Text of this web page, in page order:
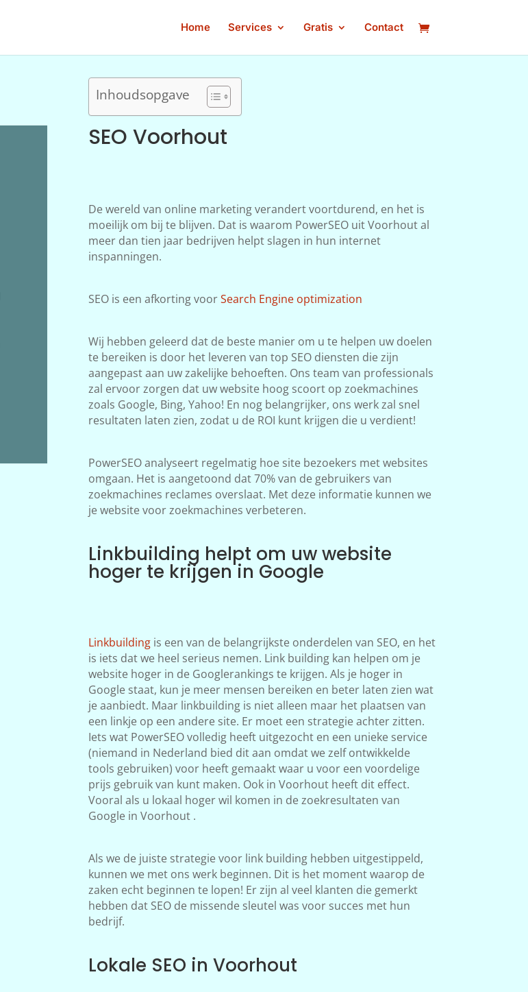
Home Services Gratis Contact
Inhoudsopgave
SEO Voorhout
De wereld van online marketing verandert voortdurend, en het is
moeilijk om bij te blijven. Dat is waarom PowerSEO uit Voorhout al
meer dan tien jaar bedrijven helpt slagen in hun internet
inspanningen.
SEO is een afkorting voorSearch Engine optimization
Wij hebben geleerd dat de beste manier om u te helpen uw doelen
te bereiken is door het leveren van top SEO diensten die zijn
aangepast aan uw zakelijke behoeften. Ons team van professionals
zal ervoor zorgen dat uw website hoog scoort op zoekmachines
zoals Google, Bing, Yahoo! En nog belangrijker, ons werk zal snel
resultaten laten zien, zodat u de ROI kunt krijgen die u verdient!
PowerSEO analyseert regelmatig hoe site bezoekers met websites
omgaan. Het is aangetoond dat 70% van de gebruikers van
zoekmachines reclames overslaat. Met deze informatie kunnen we
je website voor zoekmachines verbeteren.
Linkbuilding helpt om uw website
hoger te krijgen in Google
Linkbuildingis een van de belangrijkste onderdelen van SEO, en het
is iets dat we heel serieus nemen. Link building kan helpen om je
website hoger in de Googlerankings te krijgen. Als je hoger in
Google staat, kun je meer mensen bereiken en beter laten zien wat
je aanbiedt. Maar linkbuilding is niet alleen maar het plaatsen van
een linkje op een andere site. Er moet een strategie achter zitten.
Iets wat PowerSEO volledig heeft uitgezocht en een unieke service
(niemand in Nederland bied dit aan omdat we zelf ontwikkelde
tools gebruiken) voor heeft gemaakt waar u voor een voordelige
prijs gebruik van kunt maken. Ook in Voorhout heeft dit effect.
Vooral als u lokaal hoger wil komen in de zoekresultaten van
Google in Voorhout .
Als we de juiste strategie voor link building hebben uitgestippeld,
kunnen we met ons werk beginnen. Dit is het moment waarop de
zaken echt beginnen te lopen! Er zijn al veel klanten die gemerkt
hebben dat SEO de missende sleutel was voor succes met hun
bedrijf.
Lokale SEO in Voorhout